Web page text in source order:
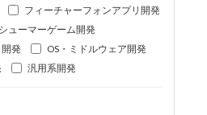
フィーチャーフォンアプリ開発
ューマーゲーム開発
発
OS・ミドルウェア開発
汎用系開発